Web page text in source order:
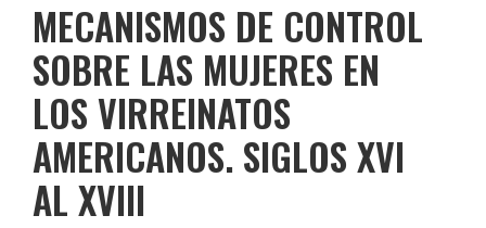
MECANISMOS DE CONTROL
SOBRE LAS MUJERES EN
LOS VIRREINATOS
AMERICANOS. SIGLOS XVI
AL XVIII